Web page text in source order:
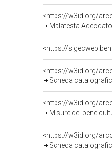
<https://w3id.org/
Malatesta
<https://
<https://w3id.org/
Scheda
<https://w3id.org/
Misure del bene
<https://w3id.org/
Scheda